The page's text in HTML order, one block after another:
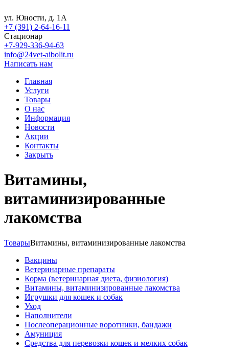
ул. Юности, д. 1А
+7 (391) 2-64-16-11
Стационар
+7-929-336-94-63
info@24vet-aibolit.ru
Написать нам
Главная
Услуги
Товары
О нас
Информация
Новости
Акции
Контакты
Закрыть
Витамины,
витаминизированные
лакомства
ТоварыВитамины, витаминизированные лакомства
Вакцины
Ветеринарные препараты
Корма (ветеринарная диета, физиология)
Витамины, витаминизированные лакомства
Игрушки для кошек и собак
Уход
Наполнители
Послеоперационные воротники, бандажи
Амуниция
Средства для перевозки кошек и мелких собак